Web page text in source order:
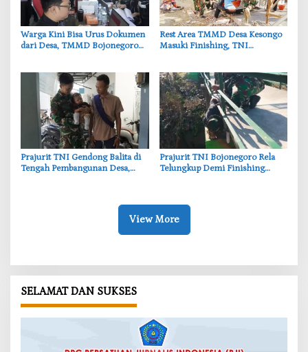
‎Warga Kini Bisa Urus Dokumen
dari Desa, TMMD Bojonegoro
‎Rest Area TMMD Desa Kesongo
Masuki Finishing, TNI
‎Prajurit TNI Gendong Balita di
Tengah Pembangunan Desa,
‎Prajurit TNI Bojonegoro Rela
Telungkup Demi Finishing
View More
SELAMAT DAN SUKSES